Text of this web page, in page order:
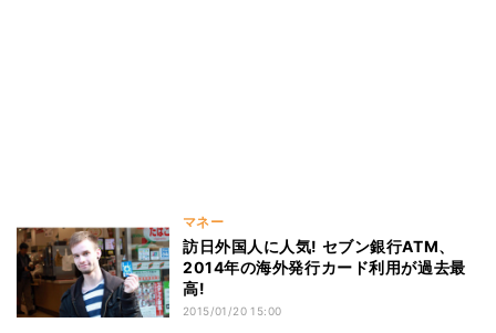
マネー
訪日外国人に人気! セブン銀行ATM、
2014年の海外発行カード利用が過去最
高!
2015/01/20 15:00